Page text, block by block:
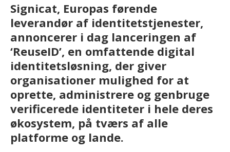
Signicat, Europas førende
leverandør af identitetstjenester,
annoncerer i dag lanceringen af
‘ReuseID’, en omfattende digital
identitetsløsning, der giver
organisationer mulighed for at
oprette, administrere og genbruge
verificerede identiteter i hele deres
økosystem, på tværs af alle
platforme og lande.